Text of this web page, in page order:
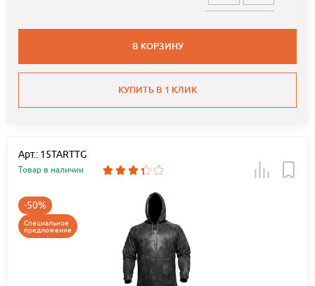
В КОРЗИНУ
КУПИТЬ В 1 КЛИК
Арт.: 15TARTTG
Товар в наличии
-50%
Специальное
предложение